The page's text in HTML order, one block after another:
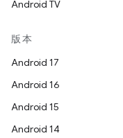
Android TV
版本
Android 17
Android 16
Android 15
Android 14